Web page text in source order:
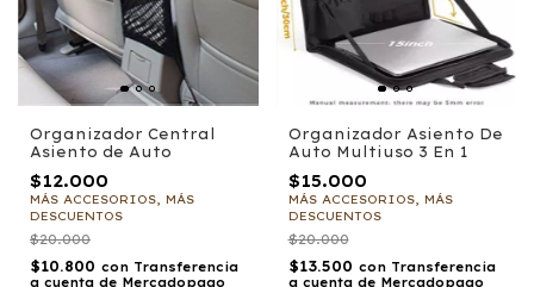
Organizador Central
Asiento de Auto
$12.000
MÁS ACCESORIOS, MÁS
DESCUENTOS
$20.000
$10.800 con Transferencia
a cuenta de Mercadopago
Organizador Asiento De
Auto Multiuso 3 En 1
$15.000
MÁS ACCESORIOS, MÁS
DESCUENTOS
$20.000
$13.500 con Transferencia
a cuenta de Mercadopago